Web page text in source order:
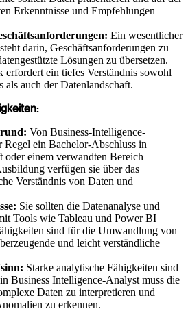
Erkenntnisse und Empfehlungen
Ein wesentlicher
darin, Geschäftsanforderungen zu
Lösungen zu übersetzen.
erfordert ein tiefes Verständnis sowohl
als auch der Datenlandschaft.
Von Business-Intelligence-
ein Bachelor-Abschluss in
einem verwandten Bereich
verfügen sie über das
Verständnis von Daten und
Sie sollten die Datenanalyse und
Tools wie Tableau und Power BI
sind für die Umwandlung von
und leicht verständliche
Starke analytische Fähigkeiten sind
Business Intelligence-Analyst muss die
Daten zu interpretieren und
zu erkennen.